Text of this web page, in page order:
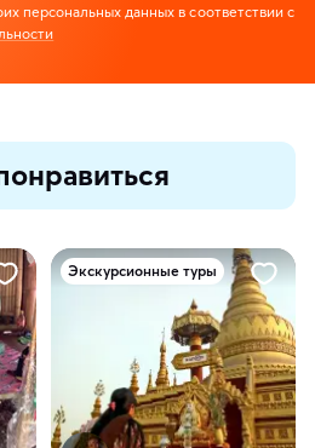
персональных данных в соответствии с
Экскурсионные туры